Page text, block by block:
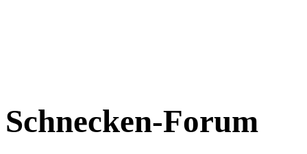
Schnecken-Forum